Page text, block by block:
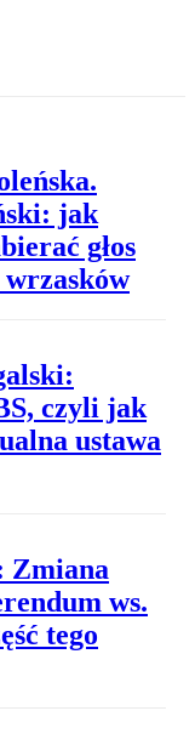
jak
głos
czyli jak
ustawa
Zmiana
ws.
tego